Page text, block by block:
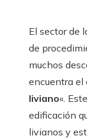
El sector de
de
muchos
encuentra el
liviano«.
edificación
livianos y